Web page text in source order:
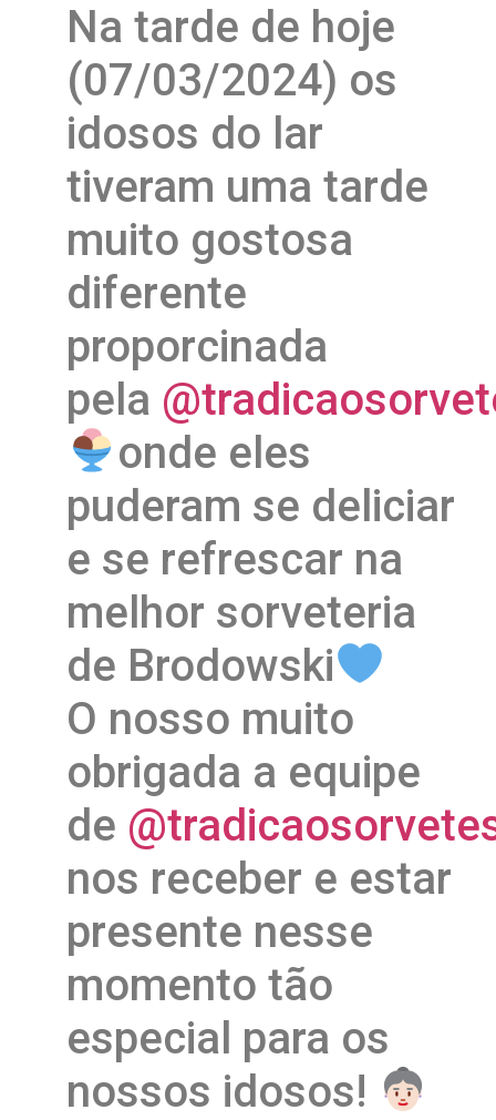
Na tarde de hoje
(07/03/2024) os
idosos do lar
tiveram uma tarde
muito gostosa
diferente
proporcinada
pela
onde eles
puderam se deliciar
e se refrescar na
melhor sorveteria
de Brodowski
O nosso muito
obrigada a equipe
de
nos receber e estar
presente nesse
momento tão
especial para os
nossos idosos!